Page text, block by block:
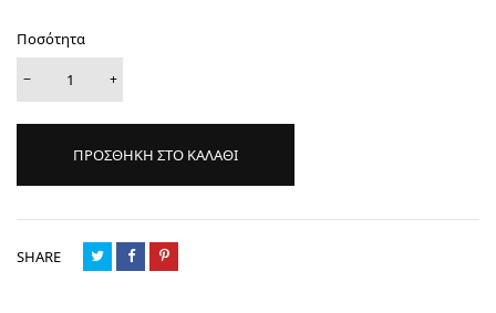
Ποσότητα
− +
ΠΡΟΣΘΗΚΗ ΣΤΟ ΚΑΛΑΘΙ
SHARE